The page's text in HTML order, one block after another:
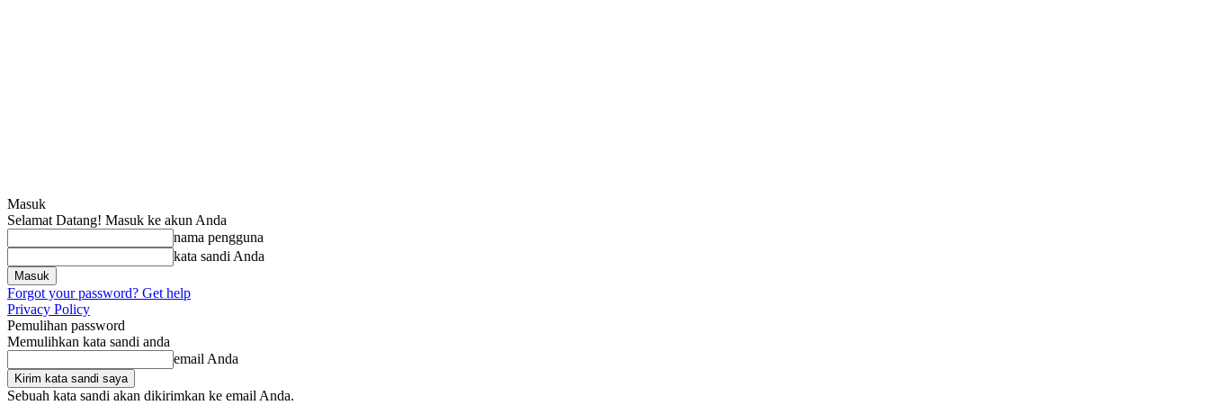
Masuk
Selamat Datang! Masuk ke akun Anda
nama pengguna
kata sandi Anda
Forgot your password? Get help
Privacy Policy
Pemulihan password
Memulihkan kata sandi anda
email Anda
Sebuah kata sandi akan dikirimkan ke email Anda.